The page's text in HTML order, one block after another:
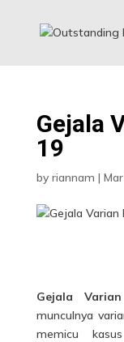
Gejala
19
by riannam |
Gejala
munculnya
memicu